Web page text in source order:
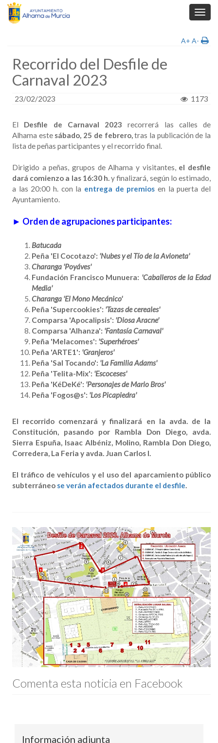
A+ A-
Recorrido del Desfile de
Carnaval 2023
23/02/2023 1173
El Desfile de Carnaval 2023recorrerá las calles de
Alhama este sábado, 25 de febrero,tras la publicación de la
lista de peñas participantes y el recorrido final.
Dirigido a peñas, grupos de Alhama y visitantes, el desfile
dará comienzo a las 16:30 h.y finalizará, según lo estimado,
a las 20:00 h. con la entrega de premios en la puerta del
Ayuntamiento.
► Orden de agrupaciones participantes:
Batucada
Peña 'El Cocotazo': 'Nubes y el Tío de la Avioneta'
Charanga 'Poyáves'
Fundación Francisco Munuera: 'Caballeros de la Edad
Media'
Charanga 'El Mono Mecánico'
Peña 'Supercookies': 'Tazas de cereales'
Comparsa 'Apocalipsis': 'Diosa Aracne'
Comparsa 'Alhanza': 'Fantasía Carnaval'
Peña 'Melacomes': 'Superhéroes'
Peña 'ARTE1': 'Granjeros'
Peña 'Sal Tocando': 'La Familia Adams'
Peña 'Telita-Mix': 'Escoceses'
Peña 'KéDeKé': 'Personajes de Mario Bros'
Peña 'Fogos@s': 'Los Picapiedra'
El recorrido comenzará y finalizará en la avda. de la
Constitución, pasando por Rambla Don Diego, avda.
Sierra Espuña, Isaac Albéniz, Molino, Rambla Don Diego,
Corredera, La Feria y avda. Juan Carlos I.
El tráfico de vehículos y el uso del aparcamiento público
subterráneo se verán afectados durante el desfile.
Comenta esta noticia en Facebook
Información adjunta